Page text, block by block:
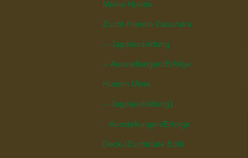
Meine Hunde
Zucht-Hündin Casandra
-- Jagdausbildung
-- Ausstellungen/Erfolge
Hündin Ulme
-- Jagdausbildung1
.. Ausstellungen/Erfolge
Deck-/Zuchtrüde Eddi